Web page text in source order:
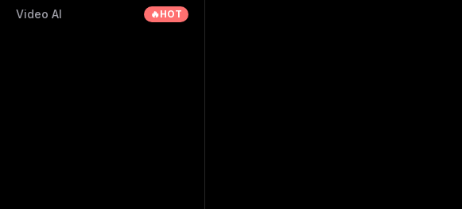
Video AI 🔥HOT